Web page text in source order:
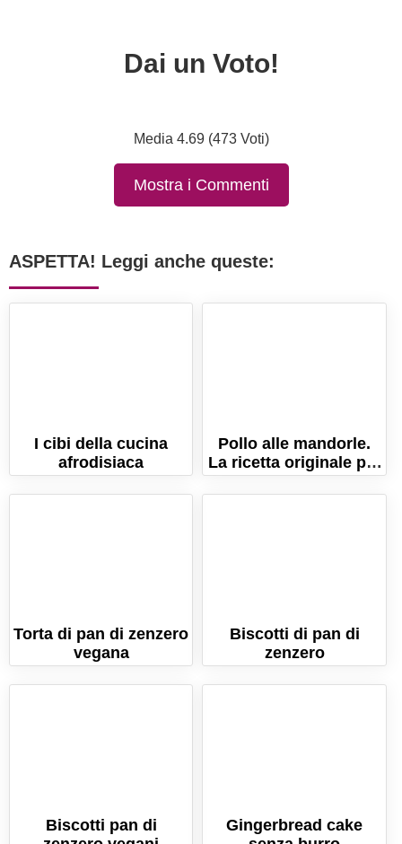
Dai un Voto!
Media 4.69 (473 Voti)
Mostra i Commenti
ASPETTA! Leggi anche queste:
I cibi della cucina
afrodisiaca
Pollo alle mandorle.
La ricetta originale per
un piatto orientale
aromatico!
Torta di pan di zenzero
vegana
Biscotti di pan di
zenzero
Biscotti pan di
Gingerbread cake